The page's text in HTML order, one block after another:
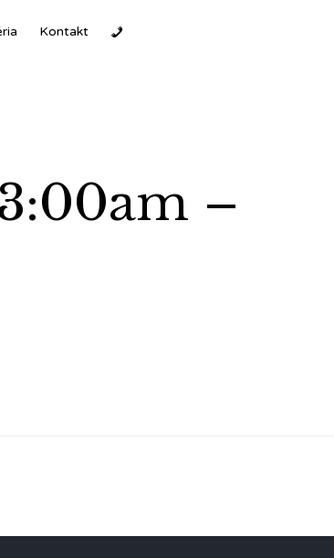
Kontakt
–